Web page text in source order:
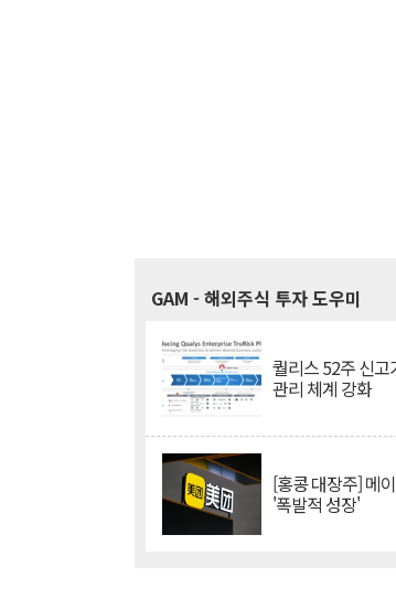
GAM - 해외주식 투자 도우미
퀄리스 52주 신
관리 체계 강화
[홍콩 대장주] 메
'폭발적 성장'